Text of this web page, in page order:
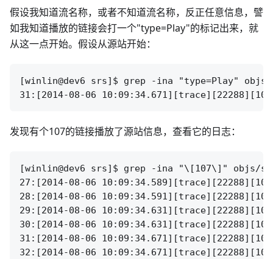
假设我知道流名称，或者不知道流名称，反正任意信息，譬
如我知道播放的链接会打一个"type=Play"的标记出来，就
从这一点开始。假设从源站开始：
[winlin@dev6 srs]$ grep -ina "type=Play"
发现有个107的链接播放了源站信息，查看它的日志：
[winlin@dev6 srs]$ grep -ina "\[107\]" objs/
27:[2014-08-06
28:[2014-08-06
29:[2014-08-06
30:[2014-08-06
31:[2014-08-06
32:[2014-08-06